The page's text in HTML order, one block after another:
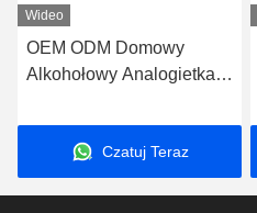
Wideo
OEM ODM Domowy
Alkohołowy Analogietka
We krwi Mr black1000
Czatuj Teraz